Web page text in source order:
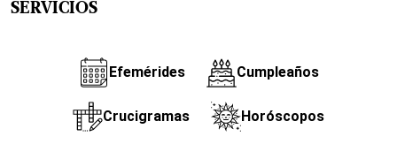
SERVICIOS
Efemérides Cumpleaños
Crucigramas Horóscopos